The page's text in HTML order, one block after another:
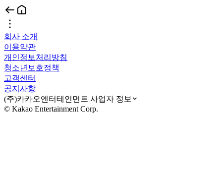
회사 소개
이용약관
개인정보처리방침
청소년보호정책
고객센터
공지사항
(주)카카오엔터테인먼트 사업자 정보
© Kakao Entertainment Corp.